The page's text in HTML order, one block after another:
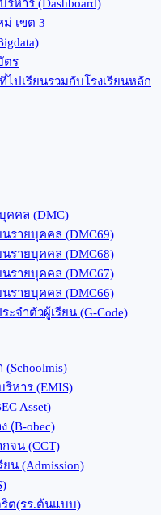
หาร (Dashboard)
ม่ เขต 3
ตร
ไปเรียนรวมกับโรงเรียนหลัก
คคล (DMC)
รายบุคคล (DMC69)
รายบุคคล (DMC68)
รายบุคคล (DMC67)
รายบุคคล (DMC66)
จำตัวผู้เรียน (G-Code)
ริหาร (EMIS)
Asset)
(ฺB-obec)
จน (CCT)
น (Admission)
ริต(รร.ต้นแบบ)